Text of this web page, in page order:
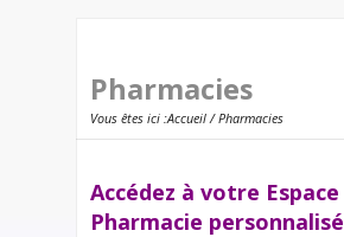
Pharmacies
Vous êtes ici :Accueil/ Pharmacies
Accédez à votre Espace
Pharmacie personnalisé